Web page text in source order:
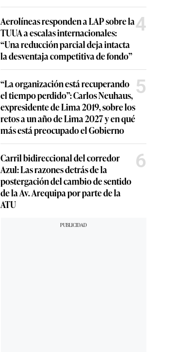
Aerolíneas responden a LAP sobre la
TUUA a escalas internacionales:
“Una reducción parcial deja intacta
la desventaja competitiva de fondo”
4
“La organización está recuperando
el tiempo perdido”: Carlos Neuhaus,
expresidente de Lima 2019, sobre los
retos a un año de Lima 2027 y en qué
más está preocupado el Gobierno
5
Carril bidireccional del corredor
Azul: Las razones detrás de la
postergación del cambio de sentido
de la Av. Arequipa por parte de la
ATU
6